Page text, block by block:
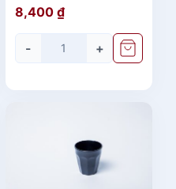
8,400 ₫
- +